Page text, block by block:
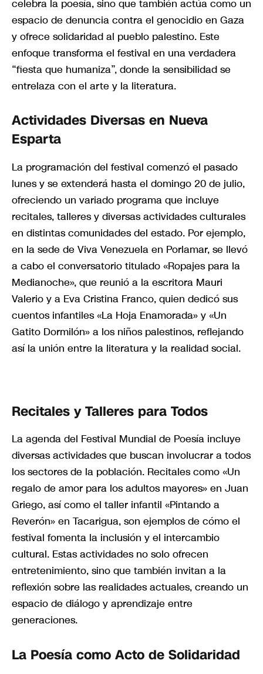
celebra la poesía, sino que también actúa como un
espacio de denuncia contra el genocidio en Gaza
y ofrece solidaridad al pueblo palestino. Este
enfoque transforma el festival en una verdadera
“fiesta que humaniza”, donde la sensibilidad se
entrelaza con el arte y la literatura.
Actividades Diversas en Nueva
Esparta
La programación del festival comenzó el pasado
lunes y se extenderá hasta el domingo 20 de julio,
ofreciendo un variado programa que incluye
recitales, talleres y diversas actividades culturales
en distintas comunidades del estado. Por ejemplo,
en la sede de Viva Venezuela en Porlamar, se llevó
a cabo el conversatorio titulado «Ropajes para la
Medianoche», que reunió a la escritora Mauri
Valerio y a Eva Cristina Franco, quien dedicó sus
cuentos infantiles «La Hoja Enamorada» y «Un
Gatito Dormilón» a los niños palestinos, reflejando
así la unión entre la literatura y la realidad social.
Recitales y Talleres para Todos
La agenda del Festival Mundial de Poesía incluye
diversas actividades que buscan involucrar a todos
los sectores de la población. Recitales como «Un
regalo de amor para los adultos mayores» en Juan
Griego, así como el taller infantil «Pintando a
Reverón» en Tacarigua, son ejemplos de cómo el
festival fomenta la inclusión y el intercambio
cultural. Estas actividades no solo ofrecen
entretenimiento, sino que también invitan a la
reflexión sobre las realidades actuales, creando un
espacio de diálogo y aprendizaje entre
generaciones.
La Poesía como Acto de Solidaridad